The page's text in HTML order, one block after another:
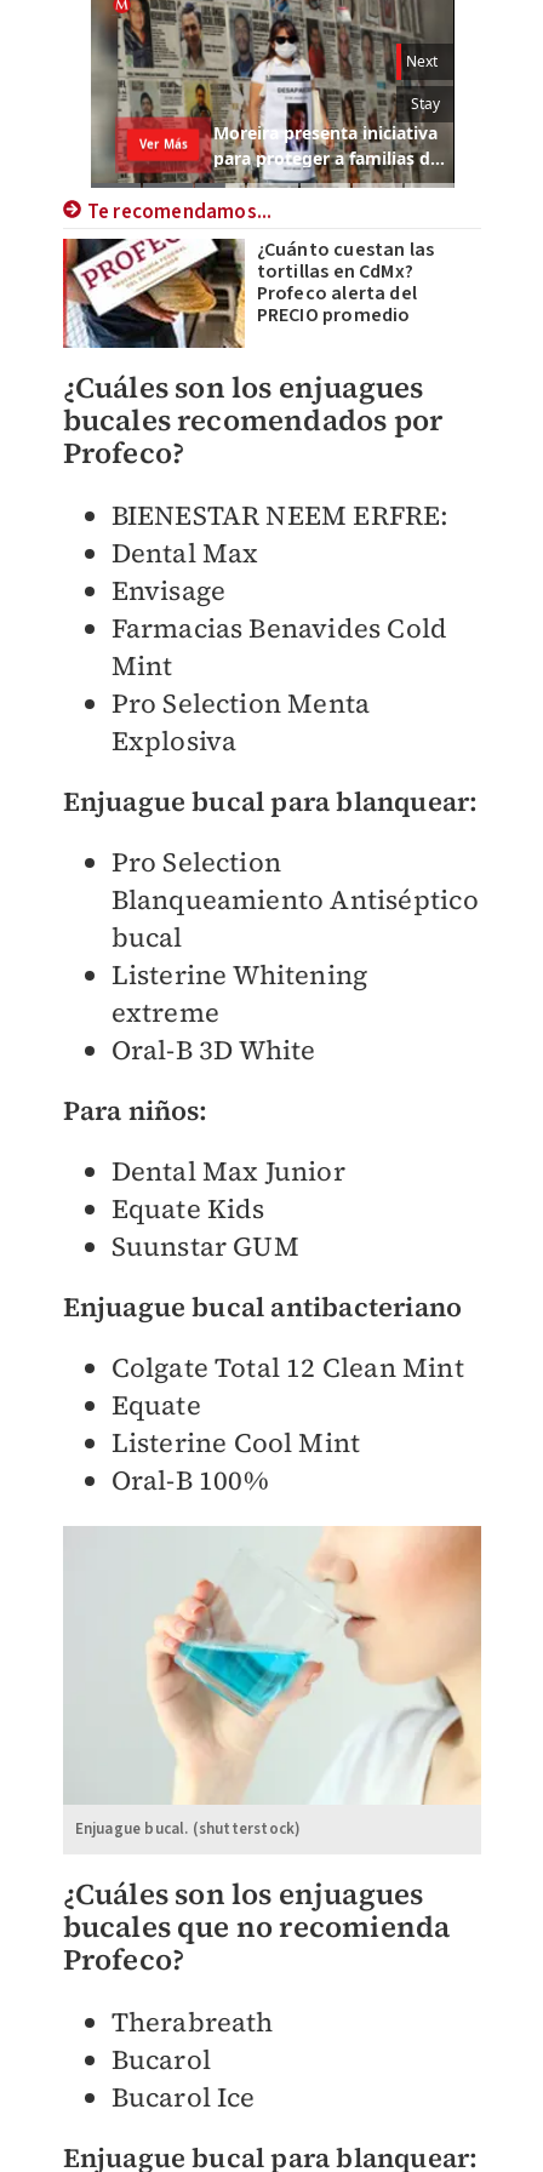
Te recomendamos...
¿Cuánto cuestan las
tortillas en CdMx?
Profeco alerta del
PRECIO promedio
¿Cuáles son los enjuagues
bucales recomendados por
Profeco?
BIENESTAR NEEM ERFRE:
Dental Max
Envisage
Farmacias Benavides Cold
Mint
Pro Selection Menta
Explosiva
Enjuague bucal para blanquear:
Pro Selection
Blanqueamiento Antiséptico
bucal
Listerine Whitening
extreme
Oral-B 3D White
Para niños:
Dental Max Junior
Equate Kids
Suunstar GUM
Enjuague bucal antibacteriano
Colgate Total 12 Clean Mint
Equate
Listerine Cool Mint
Oral-B 100%
Enjuague bucal. (shutterstock)
¿Cuáles son los enjuagues
bucales que no recomienda
Profeco?
Therabreath
Bucarol
Bucarol Ice
Enjuague bucal para blanquear: